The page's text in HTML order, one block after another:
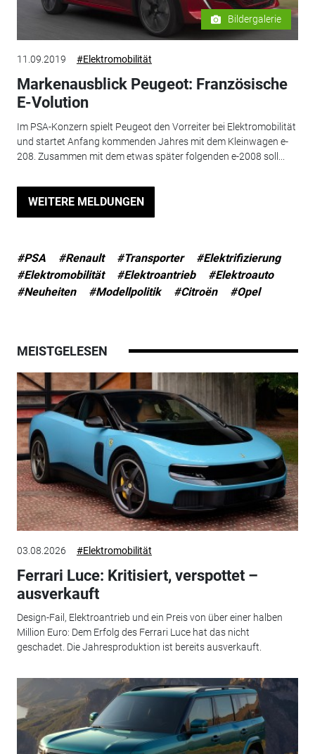
Bildergalerie
11.09.2019 #Elektromobilität
Markenausblick Peugeot: Französische
E-Volution
Im PSA-Konzern spielt Peugeot den Vorreiter bei Elektromobilität
und startet Anfang kommenden Jahres mit dem Kleinwagen e-
208. Zusammen mit dem etwas später folgenden e-2008 soll...
WEITERE MELDUNGEN
#PSA #Renault #Transporter
#Elektrifizierung
#Elektromobilität
#Elektroantrieb
#Elektroauto
#Neuheiten
#Modellpolitik #Citroën #Opel
MEISTGELESEN
03.08.2026 #Elektromobilität
Ferrari Luce: Kritisiert, verspottet –
ausverkauft
Design-Fail, Elektroantrieb und ein Preis von über einer halben
Million Euro: Dem Erfolg des Ferrari Luce hat das nicht
geschadet. Die Jahresproduktion ist bereits ausverkauft.